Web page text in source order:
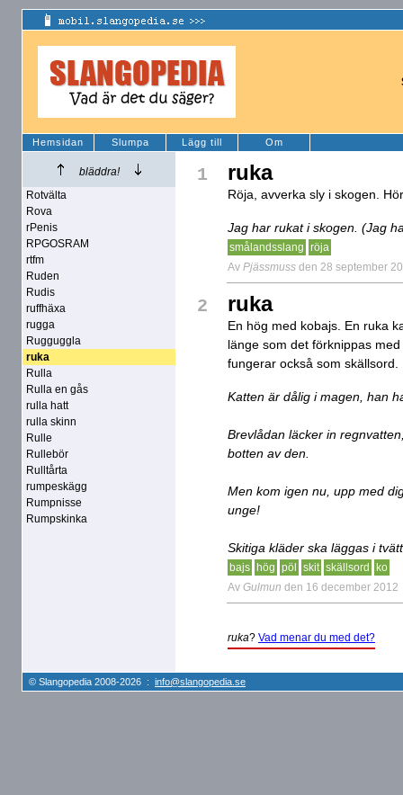
Hemsidan Slumpa Lägg till Om
bläddra!
Rotvälta
Rova
rPenis
RPGOSRAM
rtfm
Ruden
Rudis
ruffhäxa
rugga
Rugguggla
ruka
Rulla
Rulla en gås
rulla hatt
rulla skinn
Rulle
Rullebör
Rulltårta
rumpeskägg
Rumpnisse
Rumpskinka
1 ruka
Röja, avverka sly i skogen.
Jag har rukat i skogen. (Jag
smålandsslang röja
Av Pjässmuss den 28 september
2 ruka
En hög med kobajs. En ruka
länge som det förknippas
fungerar också som skällsord.
Katten är dålig i magen, han
Brevlådan läcker in
botten av den.
Men kom igen nu, upp med
unge!
Skitiga kläder ska läggas i
bajs hög pöl skit skällsord
ko
Av Gulmun den 16 december 2012
ruka? Vad menar du med det?
© Slangopedia 2008-2026 : info@slangopedia.se